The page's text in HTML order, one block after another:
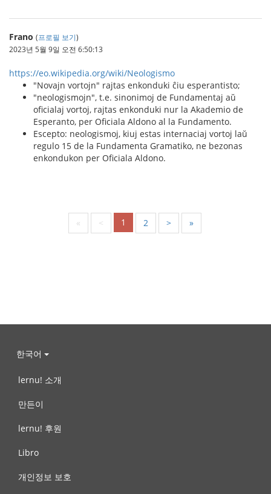
Frano (프로필 보기)
2023년 5월 9일 오전 6:50:13
https://eo.wikipedia.org/wiki/Neologismo
"Novajn vortojn" rajtas enkonduki ĉiu esperantisto;
"neologismojn", t.e. sinonimoj de Fundamentaj aŭ
oficialaj vortoj, rajtas enkonduki nur la Akademio de
Esperanto, per Oficiala Aldono al la Fundamento.
Escepto: neologismoj, kiuj estas internaciaj vortoj laŭ
regulo 15 de la Fundamenta Gramatiko, ne bezonas
enkondukon per Oficiala Aldono.
« < 1 2 > »
한국어
lernu! 소개
만든이
lernu! 후원
Libro
개인정보 보호